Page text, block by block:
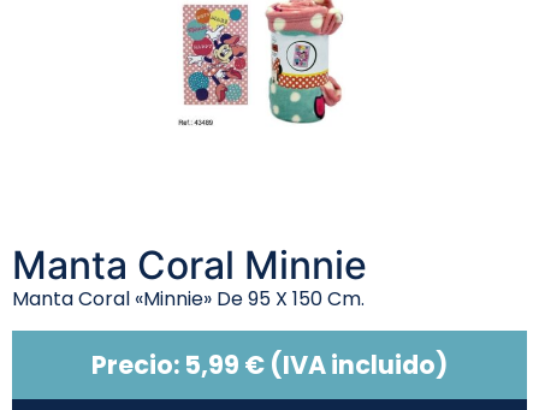
Manta Coral Minnie
Manta Coral «Minnie» De 95 X 150 Cm.
Precio: 5,99 € (IVA incluido)